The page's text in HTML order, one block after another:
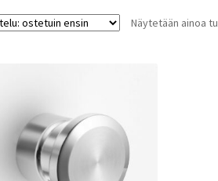
Näytetään ainoa